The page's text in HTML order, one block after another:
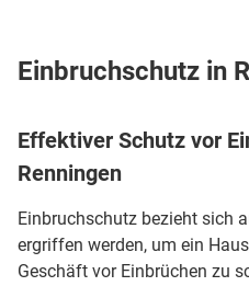
Einbruchschutz in
Effektiver Schutz vor
Renningen
Einbruchschutz bezieht sich
ergriffen werden, um ein
Geschäft vor Einbrüchen zu